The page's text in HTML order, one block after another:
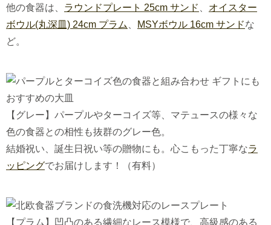
他の食器は、 ラウンドプレート 25cm サンド
オイスター
ボウル(丸深皿) 24cm プラム
MSYボウル 16cm サンドな
ど。
【グレー】パープルやターコイズ等、マテュースの様々な
色の食器との相性も抜群のグレー色。
結婚祝い、誕生日祝い等の贈物にも。心こもった丁寧なラ
ッピングでお届けします！（有料）
【プラム】凹凸のある繊細なレース模様で、高級感のある